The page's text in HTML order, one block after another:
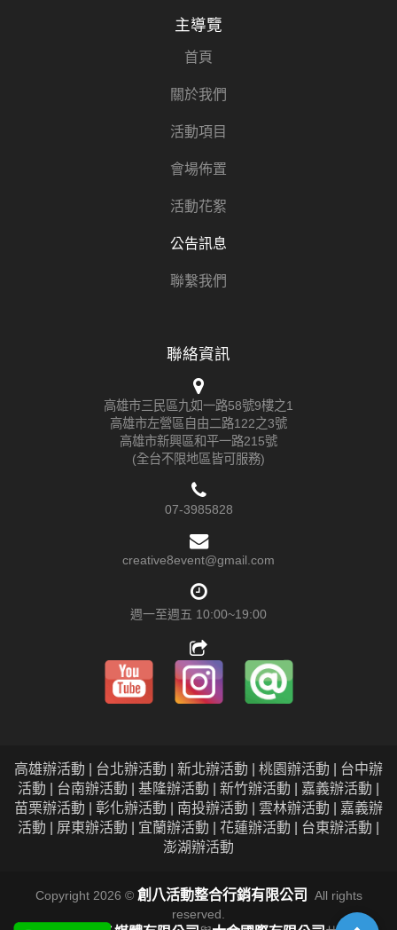
主導覽
首頁
關於我們
活動項目
會場佈置
活動花絮
公告訊息
聯繫我們
聯絡資訊
高雄市三民區九如一路58號9樓之1
高雄市左營區自由二路122之3號
高雄市新興區和平一路215號
(全台不限地區皆可服務)
07-3985828
creative8event@gmail.com
週一至週五 10:00~19:00
高雄辦活動 | 台北辦活動 | 新北辦活動 | 桃園辦活動 | 台中辦
活動 | 台南辦活動 | 基隆辦活動 | 新竹辦活動 | 嘉義辦活動 |
苗栗辦活動 | 彰化辦活動 | 南投辦活動 | 雲林辦活動 | 嘉義辦
活動 | 屏東辦活動 | 宜蘭辦活動 | 花蓮辦活動 | 台東辦活動 |
澎湖辦活動
Copyright 2026 © 創八活動整合行銷有限公司
All rights
reserved.